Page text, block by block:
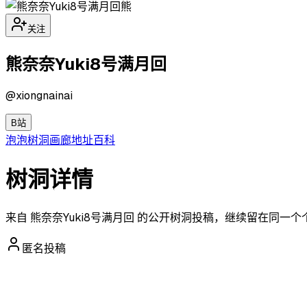
熊
关注
熊奈奈Yuki8号满月回
@xiongnainai
B站
泡泡树洞画廊地址百科
树洞详情
来自 熊奈奈Yuki8号满月回 的公开树洞投稿，继续留在同一个
匿名投稿